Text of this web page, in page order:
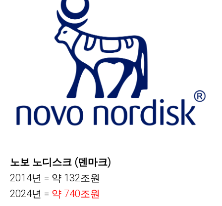
노보 노디스크 (덴마크)
2014년 = 약 132조원
2024년 = 약 740조원